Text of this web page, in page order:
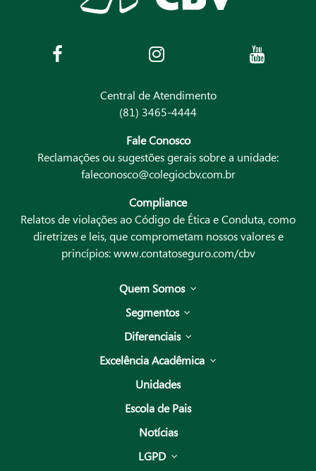
Central de Atendimento
(81) 3465-4444
Fale Conosco
Reclamações ou sugestões gerais sobre a unidade:
faleconosco@colegiocbv.com.br
Compliance
Relatos de violações ao Código de Ética e Conduta, como
diretrizes e leis, que comprometam nossos valores e
princípios:www.contatoseguro.com/cbv
Quem Somos
Segmentos
Diferenciais
Excelência Acadêmica
Unidades
Escola de Pais
Notícias
LGPD